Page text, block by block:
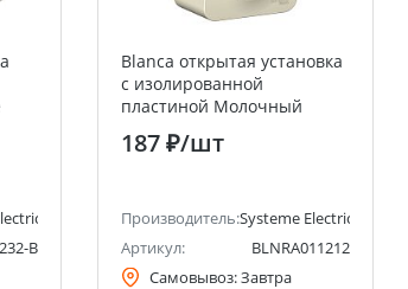
(ранее Schneider Electric)
B
Blanca открытая установка
с изолированной
пластиной Молочный
Розетка двойная с
заземлением со шторками
187 ₽/шт
Производитель:Systeme Electric
Артикул:
BLNRA011212
Самовывоз:Завтра